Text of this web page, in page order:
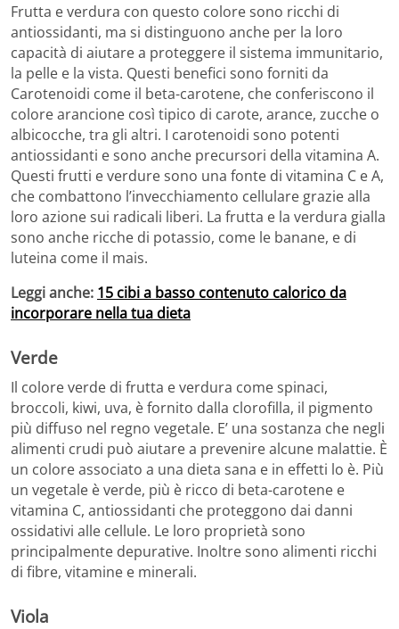
Frutta e verdura con questo colore sono ricchi di
antiossidanti, ma si distinguono anche per la loro
capacità di aiutare a proteggere il sistema immunitario,
la pelle e la vista. Questi benefici sono forniti da
Carotenoidi come il beta-carotene, che conferiscono il
colore arancione così tipico di carote, arance, zucche o
albicocche, tra gli altri. I carotenoidi sono potenti
antiossidanti e sono anche precursori della vitamina A.
Questi frutti e verdure sono una fonte di vitamina C e A,
che combattono l’invecchiamento cellulare grazie alla
loro azione sui radicali liberi. La frutta e la verdura gialla
sono anche ricche di potassio, come le banane, e di
luteina come il mais.
Leggi anche: 15 cibi a basso contenuto calorico da
incorporare nella tua dieta
Verde
Il colore verde di frutta e verdura come spinaci,
broccoli, kiwi, uva, è fornito dalla clorofilla, il pigmento
più diffuso nel regno vegetale. E’ una sostanza che negli
alimenti crudi può aiutare a prevenire alcune malattie. È
un colore associato a una dieta sana e in effetti lo è. Più
un vegetale è verde, più è ricco di beta-carotene e
vitamina C, antiossidanti che proteggono dai danni
ossidativi alle cellule. Le loro proprietà sono
principalmente depurative. Inoltre sono alimenti ricchi
di fibre, vitamine e minerali.
Viola